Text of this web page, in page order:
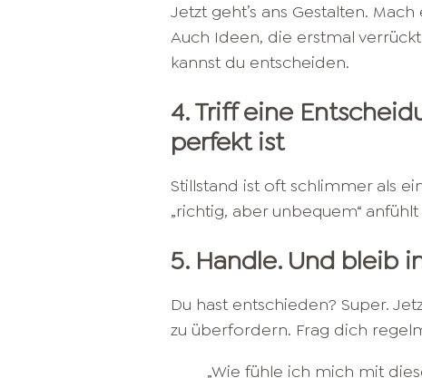
Jetzt geht’s ans Gestalten.
Auch Ideen, die erstmal
kannst du entscheiden.
4. Triff eine
perfekt ist
Stillstand ist oft schlimmer als
„richtig, aber unbequem“
5. Handle. Und bleib
Du hast entschieden? Super.
zu überfordern. Frag dich
„Wie fühle ich mich mit